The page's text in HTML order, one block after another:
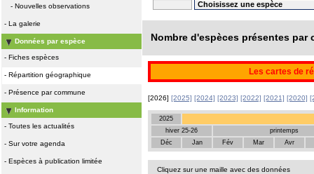
- Nouvelles observations
- La galerie
Données par espèce
- Fiches espèces
- Répartition géographique
- Présence par commune
Information
- Toutes les actualités
- Sur votre agenda
- Espèces à publication limitée
Nombre d'espèces présentes par
Les cartes de
[2026] [2025] [2024] [2023] [2022] [2021] [2020]
2025
hiver 25-26
printemps
Déc
Jan Fév Mar Avr
Cliquez sur une maille avec des données